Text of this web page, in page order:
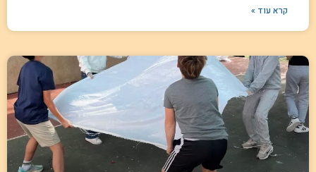
קרא עוד »